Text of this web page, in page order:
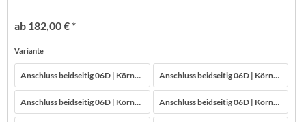
ab 182,00 € *
Variante
Anschluss beidseitig 06D | Körnung 25 μ Anschluss beidseitig 06D | Körnung 40 μ
Anschluss beidseitig 06D | Körnung 74 μ Anschluss beidseitig 06D | Körnung 149 μ